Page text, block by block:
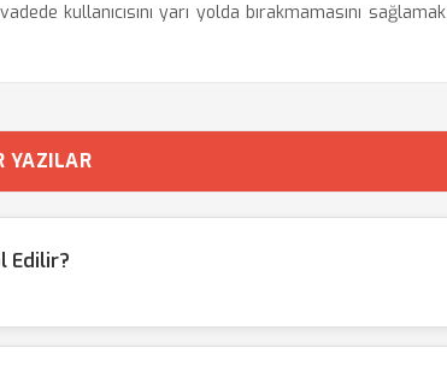
kullanıcısını yarı yolda bırakmamasını sağlamak
YAZILAR
Edilir?